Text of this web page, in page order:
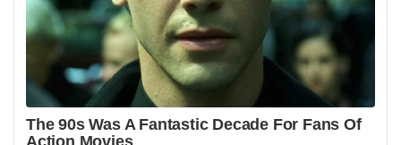
roku. Bez finalizacji prac w Sejmie i porozumienia z
sąsiadami z Unii Europejskiej konkretna data całkowitego
zniesienia zmian nie jest jeszcze ustawowo potwierdzona.